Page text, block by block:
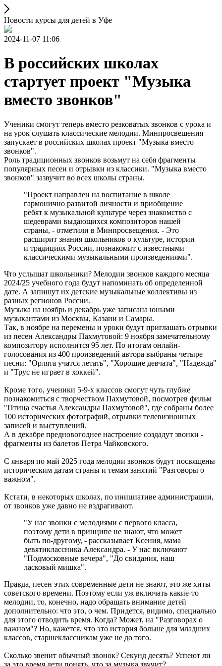
Новости курсы для детей в Уфе
2024-11-07 11:06
В российских школах
стартует проект "Музыка
вместо звонков"
Ученики смогут теперь вместо резковатых звонков с урока и
на урок слушать классические мелодии. Минпросвещения
запускает в российских школах проект "Музыка вместо
звонков".
Роль традиционных звонков возьмут на себя фрагменты
популярных песен и отрывки из классики. "Музыка вместо
звонков" зазвучит во всех школы страны.
"Проект направлен на воспитание в школе
гармонично развитой личности и приобщение
ребят к музыкальной культуре через знакомство с
шедеврами выдающихся композиторов нашей
страны, - отметили в Минпросвещения. - Это
расширит знания школьников о культуре, истории
и традициях России, познакомит с известными
классическими музыкальными произведениями".
Что услышат школьники? Мелодии звонков каждого месяца
2024/25 учебного года будут напоминать об определенной
дате. А запишут их детские музыкальные коллективы из
разных регионов России.
Музыка на ноябрь и декабрь уже записана юными
музыкантами из Москвы, Казани и Самары.
Так, в ноябре на перемены и уроки будут приглашать отрывки
из песен Александры Пахмутовой: 9 ноября замечательному
композитору исполнится 95 лет. По итогам онлайн-
голосования из 400 произведений автора выбраны четыре
песни: "Орлята учатся летать", "Хорошие девчата", "Надежда"
и "Трус не играет в хоккей".
Кроме того, ученики 5-9-х классов смогут чуть глубже
познакомиться с творчеством Пахмутовой, посмотрев фильм
"Птица счастья Александры Пахмутовой", где собраны более
100 исторических фотографий, отрывки телевизионных
записей и выступлений.
А в декабре предновогоднее настроение создадут звонки -
фрагменты из балетов Петра Чайковского.
С января по май 2025 года мелодии звонков будут посвящены
историческим датам страны и темам занятий "Разговоры о
важном".
Кстати, в некоторых школах, по инициативе администрации,
от звонков уже давно не вздрагивают.
"У нас звонки с мелодиями с первого класса,
поэтому дети в принципе не знают, что может
быть по-другому, - рассказывает Ксения, мама
девятиклассника Александра. - У нас включают
"Подмосковные вечера", "До свидания, наш
ласковый мишка".
Правда, песен этих современные дети не знают, это же хиты
советского времени. Поэтому если уж включать какие-то
мелодии, то, конечно, надо обращать внимание детей
дополнительно: что это, о чем. Придется, видимо, специально
для этого отводить время. Когда? Может, на "Разговорах о
важном"? Но, кажется, что это история больше для младших
классов, старшеклассникам уже не до того.
Сколько звенит обычный звонок? Секунд десять? Успеют ли
за это время дети понять, что за музыка звучит?